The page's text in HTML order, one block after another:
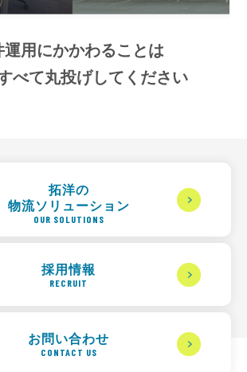
運用にかかわることは
べて丸投げしてください
拓洋の
物流ソリューション
OUR SOLUTIONS
採用情報
RECRUIT
お問い合わせ
CONTACT US